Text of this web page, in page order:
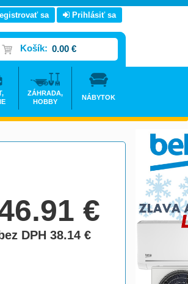
€
bez DPH 38.14€
sa Prihlásiť sa
Košík: 0.00 €
ZÁHRADA,
HOBBY
NÁBYTOK